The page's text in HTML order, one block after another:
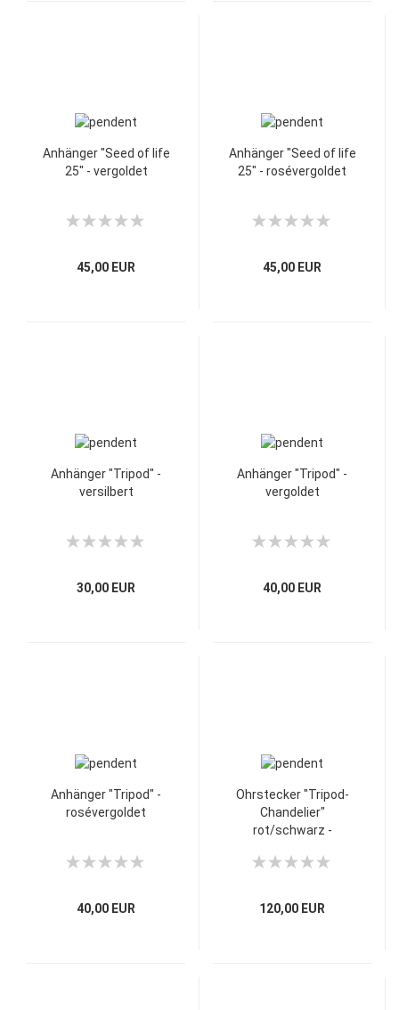
Anhänger "Seed of life
25" - vergoldet
45,00 EUR
Anhänger "Seed of life
25" - rosévergoldet
45,00 EUR
Anhänger "Tripod" -
versilbert
30,00 EUR
Anhänger "Tripod" -
vergoldet
40,00 EUR
Anhänger "Tripod" -
rosévergoldet
40,00 EUR
Ohrstecker "Tripod-
Chandelier"
rot/schwarz -
120,00 EUR